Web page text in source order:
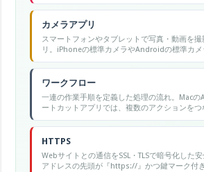
カメラアプリ
スマートフォンやタブレットで写真・動画を
リ。iPhoneの標準カメラやAndroidの標準カメ
などが代表的。
ワークフロー
一連の作業手順を定義した処理の流れ。Mac
ートカットアプリでは、複数のアクションを
のことを指す。
HTTPS
Webサイトとの通信をSSL・TLSで暗号化した安
アドレスの先頭が『https://』かつ鍵マーク付